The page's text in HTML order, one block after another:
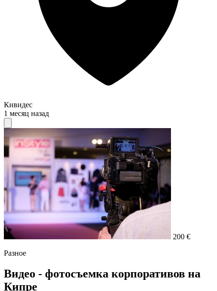
Кивидес
1 месяц назад
200 €
Разное
Видео - фотосъемка корпоративов на
Кипре